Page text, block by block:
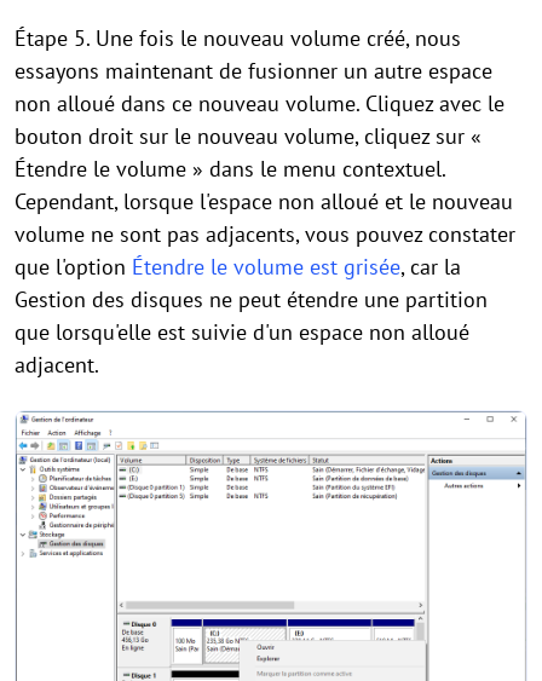
Étape 5. Une fois le nouveau volume créé, nous
essayons maintenant de fusionner un autre espace
non alloué dans ce nouveau volume. Cliquez avec le
bouton droit sur le nouveau volume, cliquez sur «
Étendre le volume » dans le menu contextuel.
Cependant, lorsque l'espace non alloué et le nouveau
volume ne sont pas adjacents, vous pouvez constater
que l'option Étendre le volume est grisée, car la
Gestion des disques ne peut étendre une partition
que lorsqu'elle est suivie d'un espace non alloué
adjacent.